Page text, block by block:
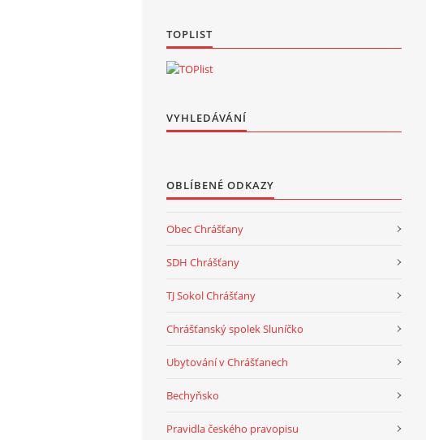
TOPLIST
VYHLEDÁVÁNÍ
OBLÍBENÉ ODKAZY
Obec Chrášťany
SDH Chrášťany
TJ Sokol Chrášťany
Chrášťanský spolek Sluníčko
Ubytování v Chrášťanech
Bechyňsko
Pravidla českého pravopisu